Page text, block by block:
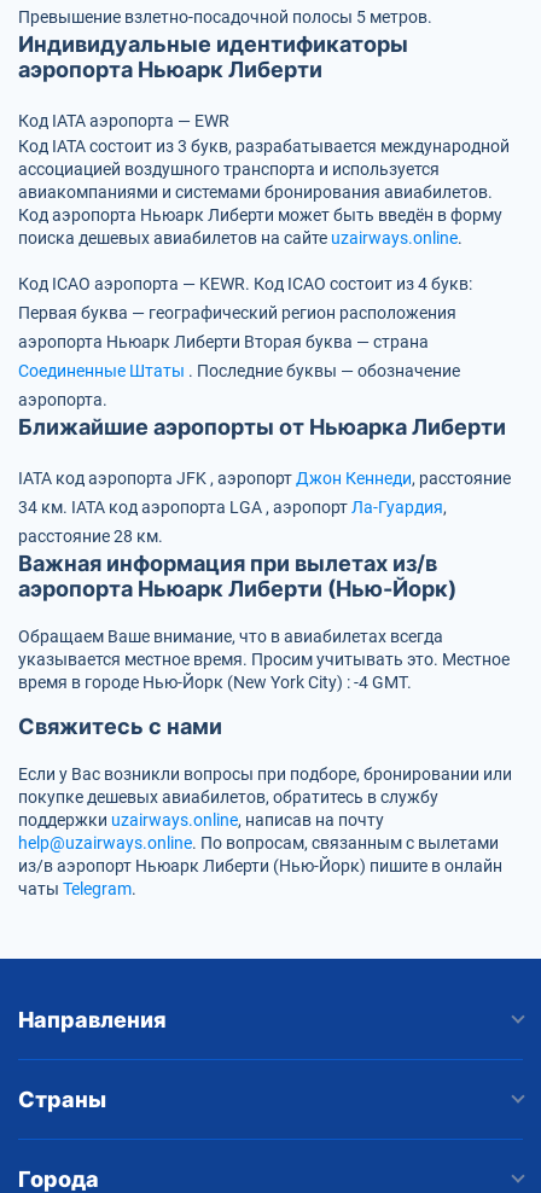
Превышение взлетно-посадочной полосы 5 метров.
Индивидуальные идентификаторы
аэропорта Ньюарк Либерти
Код IATA аэропорта — EWR
Код IATA состоит из 3 букв, разрабатывается международной
ассоциацией воздушного транспорта и используется
авиакомпаниями и системами бронирования авиабилетов.
Код аэропорта Ньюарк Либерти может быть введён в форму
поиска дешевых авиабилетов на сайте uzairways.online.
Код ICAO аэропорта — KEWR. Код ICAO состоит из 4 букв:
Первая буква — географический регион расположения
аэропорта Ньюарк Либерти Вторая буква — страна
Соединенные Штаты . Последние буквы — обозначение
аэропорта.
Ближайшие аэропорты от Ньюарка Либерти
IATA код аэропорта JFK , аэропорт Джон Кеннеди, расстояние
34 км. IATA код аэропорта LGA , аэропорт Ла-Гуардия,
расстояние 28 км.
Важная информация при вылетах из/в
аэропорта Ньюарк Либерти (Нью-Йорк)
Обращаем Ваше внимание, что в авиабилетах всегда
указывается местное время. Просим учитывать это. Местное
время в городе Нью-Йорк (New York City) : -4 GMT.
Свяжитесь с нами
Если у Вас возникли вопросы при подборе, бронировании или
покупке дешевых авиабилетов, обратитесь в службу
поддержки uzairways.online, написав на почту
help@uzairways.online. По вопросам, связанным с вылетами
из/в аэропорт Ньюарк Либерти (Нью-Йорк) пишите в онлайн
чаты Telegram.
Направления
Страны
Города